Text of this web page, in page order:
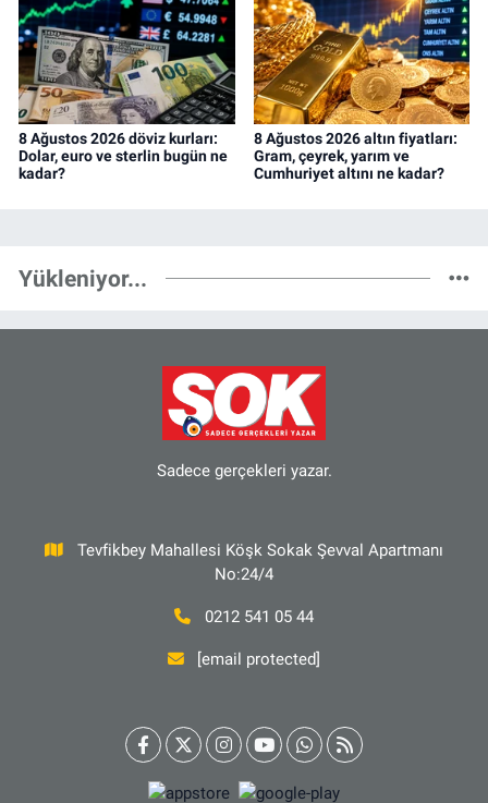
8 Ağustos 2026 döviz kurları:
Dolar, euro ve sterlin bugün ne
kadar?
8 Ağustos 2026 altın fiyatları:
Gram, çeyrek, yarım ve
Cumhuriyet altını ne kadar?
Yükleniyor...
Sadece gerçekleri yazar.
Tevfikbey Mahallesi Köşk Sokak Şevval Apartmanı
No:24/4
0212 541 05 44
[email protected]